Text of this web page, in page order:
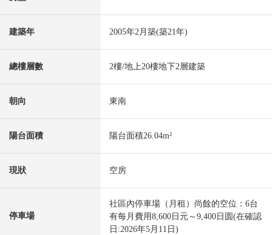
建築年 2005年2月築(築21年)
總樓層數 2樓/地上20樓地下2層建築
朝向 東南
陽台面積 陽台面積26.04m²
現狀 空房
停車場
社區內停車場（月租）尚餘的空位：6台
有每月費用8,600日元～9,400日圆(在確認
日:2026年5月11日)